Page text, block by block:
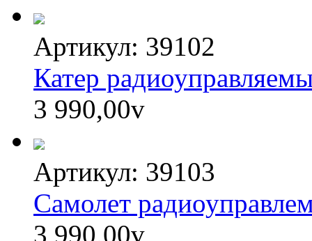
Артикул: 39102
Катер
3 990,00v
Артикул: 39103
Самолет
3 990,00v